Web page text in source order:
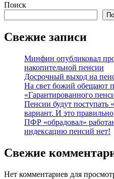
Поиск
Свежие записи
Минфин опубликовал
накопительной пенсии
Досрочный выход на
На свет божий обещают
«Гарантированного
Пенсии будут поступать
вариант. И это правильно
ПФР «обрадовал»
индексацию пенсий нет!
Свежие
Нет комментариев для